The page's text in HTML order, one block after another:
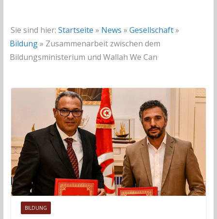
Sie sind hier: Startseite » News » Gesellschaft»
Bildung» Zusammenarbeit zwischen dem
Bildungsministerium und Wallah We Can
BILDUNG